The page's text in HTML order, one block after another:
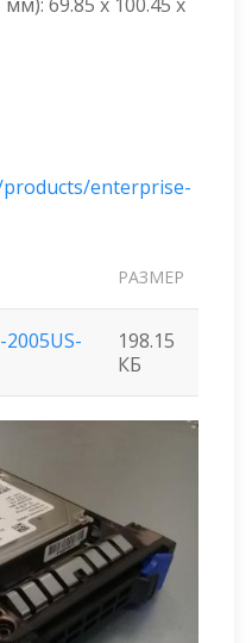
69.85 x 100.45 x
enterprise-
РАЗМЕР
198.15
КБ